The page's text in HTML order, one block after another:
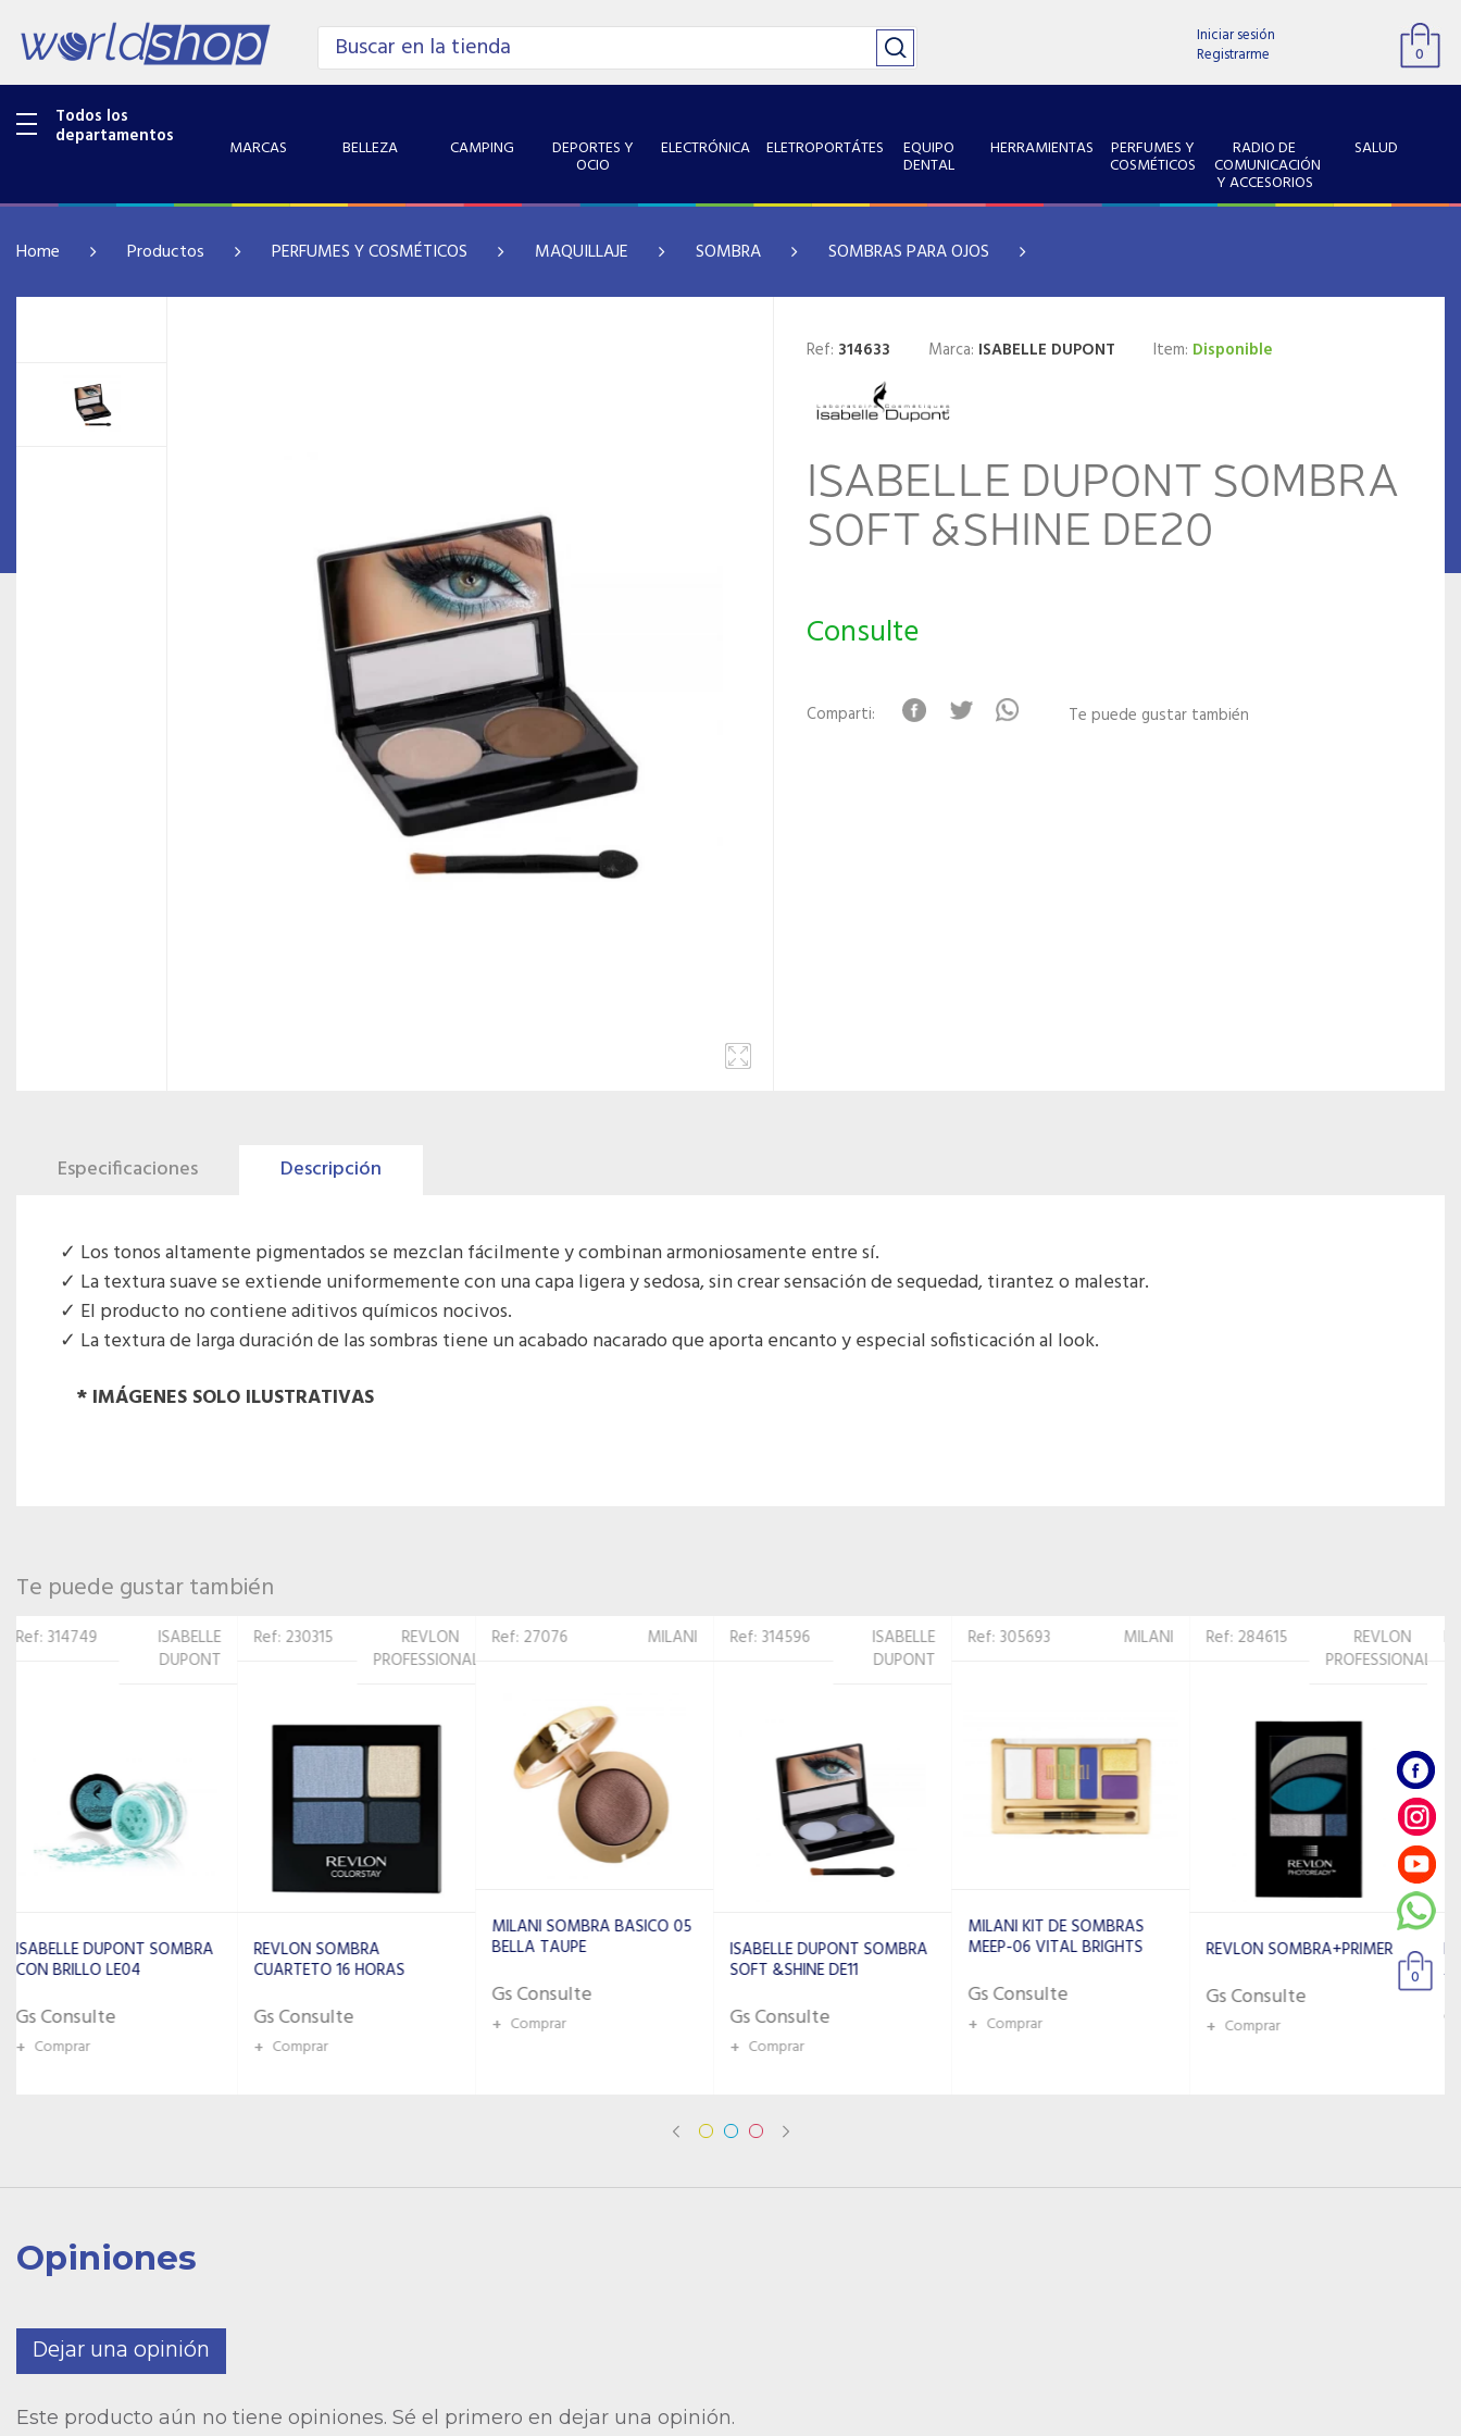
Iniciar sesión
Registrarme
0
Todos los
departamentos MARCAS BELLEZA CAMPING DEPORTES Y
OCIO
ELECTRÓNICA ELETROPORTÁTES EQUIPO
DENTAL
HERRAMIENTAS PERFUMES Y
COSMÉTICOS
RADIO DE
COMUNICACIÓN
Y ACCESORIOS
SALUD
Home Productos PERFUMES Y COSMÉTICOS MAQUILLAJE SOMBRA SOMBRAS PARA OJOS
Ref: 314633 Marca: ISABELLE DUPONT Item: Disponible
ISABELLE DUPONT SOMBRA
SOFT &SHINE DE20
Consulte
Comparti: Te puede gustar también
Especificaciones Descripción
Los tonos altamente pigmentados se mezclan fácilmente y combinan armoniosamente entre sí.
La textura suave se extiende uniformemente con una capa ligera y sedosa, sin crear sensación de sequedad, tirantez o malestar.
El producto no contiene aditivos químicos nocivos.
La textura de larga duración de las sombras tiene un acabado nacarado que aporta encanto y especial sofisticación al look.
* IMÁGENES SOLO ILUSTRATIVAS
Te puede gustar también
Ref: 230315
REVLON
PROFESSIONAL
REVLON SOMBRA
CUARTETO 16 HORAS
Gs Consulte
+ Comprar
Ref: 27076 MILANI
BELLA TAUPE
+ Comprar
Ref: 314596
ISABELLE
ISABELLE DUPONT SOMBRA
Gs Consulte
Ref: 305693 MILANI
MEEP-06 VITAL BRIGHTS
+ Comprar
Ref: 284615
REVLON
REVLON SOMBRA+PRIMER
Gs Consulte
+ Comprar
Ref: 314664
ISABELLE
DUPONT
ISABELLE DUPONT SOMBRA
Gs Consulte
Opiniones
Dejar una opinión
Este producto aún no tiene opiniones. Sé el primero en dejar una opinión.
0